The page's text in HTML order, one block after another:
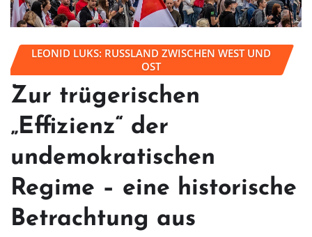
LEONID LUKS: RUSSLAND ZWISCHEN WEST UND
OST
Zur trügerischen
„Effizienz“ der
undemokratischen
Regime – eine historische
Betrachtung aus